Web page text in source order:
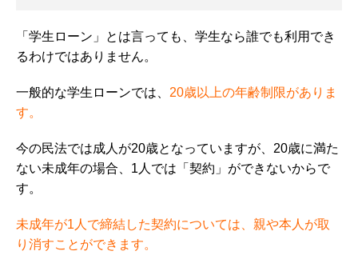
「学生ローン」とは言っても、学生なら誰でも利用でき
るわけではありません。
一般的な学生ローンでは、 20歳以上の年齢制限がありま
す。
今の民法では成人が20歳となっていますが、20歳に満た
ない未成年の場合、1人では「契約」ができないからで
す。
未成年が1人で締結した契約については、親や本人が取
り消すことができます。